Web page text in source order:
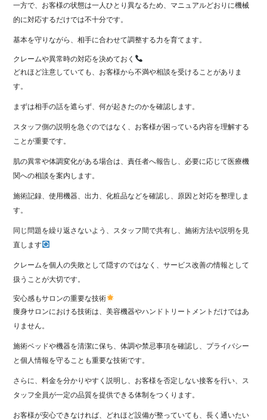
一方で、お客様の状態は一人ひとり異なるため、マニュアルどおりに機械
的に対応するだけでは不十分です。
基本を守りながら、相手に合わせて調整する力を育てます。
クレームや異常時の対応を決めておく
どれほど注意していても、お客様から不満や相談を受けることがありま
す。
まずは相手の話を遮らず、何が起きたのかを確認します。
スタッフ側の説明を急ぐのではなく、お客様が困っている内容を理解する
ことが重要です。
肌の異常や体調変化がある場合は、責任者へ報告し、必要に応じて医療機
関への相談を案内します。
施術記録、使用機器、出力、化粧品などを確認し、原因と対応を整理しま
す。
同じ問題を繰り返さないよう、スタッフ間で共有し、施術方法や説明を見
直します
クレームを個人の失敗として隠すのではなく、サービス改善の情報として
扱うことが大切です。
安心感もサロンの重要な技術
痩身サロンにおける技術は、美容機器やハンドトリートメントだけではあ
りません。
施術ベッドや機器を清潔に保ち、体調や禁忌事項を確認し、プライバシー
と個人情報を守ることも重要な技術です。
さらに、料金を分かりやすく説明し、お客様を否定しない接客を行い、ス
タッフ全員が一定の品質を提供できる体制をつくります。
お客様が安心できなければ、どれほど設備が整っていても、長く通いたい